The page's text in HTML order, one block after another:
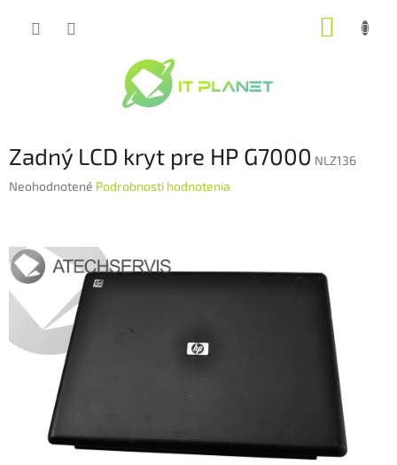
Zadný LCD kryt pre HP G7000 NLZ136
Priemerné
0,0
z
hviezdičiek.
Neohodnotené Podrobnosti hodnotenia